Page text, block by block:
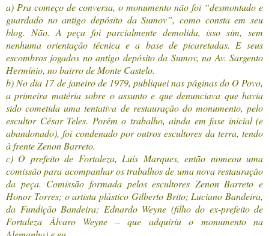
a) Pra começo de conversa, o monumento não foi “desmontado e
guardado no antigo depósito da Sumov”, como consta em seu
blog. Não. A peça foi parcialmente demolida, isso sim, sem
nenhuma orientação técnica e a base de picaretadas. E seus
escombros jogados no antigo depósito da Sumov, na Av. Sargento
Hermínio, no bairro de Monte Castelo.
b) No dia 17 de janeiro de 1979, publiquei nas páginas do O Povo,
a primeira matéria sobre o assunto e que denunciava que havia
sido cometida uma tentativa de restauração do monumento, pelo
escultor César Teles. Porém o trabalho, ainda em fase inicial (e
abandonado), foi condenado por outros escultores da terra, tendo
à frente Zenon Barreto.
c) O prefeito de Fortaleza, Luís Marques, então nomeou uma
comissão para acompanhar os trabalhos de uma nova restauração
da peça. Comissão formada pelos escultores Zenon Barreto e
Honor Torres; o artista plástico Gilberto Brito; Luciano Bandeira,
da Fundição Bandeira; Ednardo Weyne (filho do ex-prefeito de
Fortaleza Álvaro Weyne – que adquiriu o monumento na